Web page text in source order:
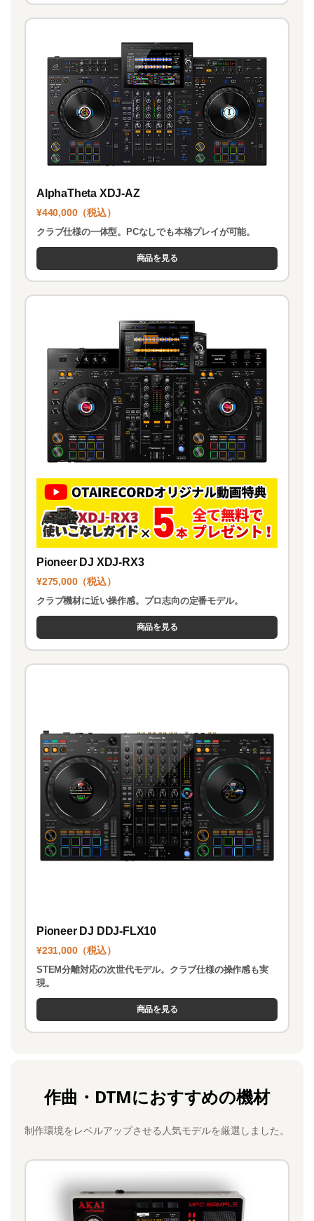
AlphaTheta XDJ-AZ
¥440,000（税込）
クラブ仕様の一体型。PCなしでも本格プレイが可能。
商品を見る
Pioneer DJ XDJ-RX3
¥275,000（税込）
クラブ機材に近い操作感。プロ志向の定番モデル。
商品を見る
Pioneer DJ DDJ-FLX10
¥231,000（税込）
STEM分離対応の次世代モデル。クラブ仕様の操作感も実
現。
商品を見る
作曲・DTMにおすすめの機材
制作環境をレベルアップさせる人気モデルを厳選しました。